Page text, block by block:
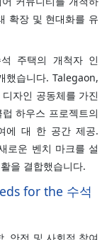
확장 및 현대화를 유
주택의 개척자 인
했습니다. Talegaon,
자인 공동체를 가진
하우스 프로젝트의
에 대 한 공간 제공.
로운 벤치 마크를 설
을 결합했습니다.
for the 수석